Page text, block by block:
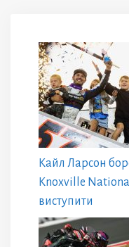
Кайл Ларсон
Knoxville
виступити